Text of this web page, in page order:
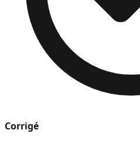
Corrigé